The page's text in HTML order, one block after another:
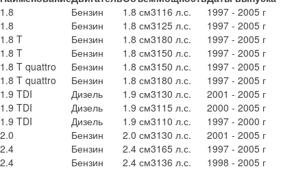
1.8
Бензин 1.8 см3116 л.с.
1997 - 2005 г
1.8
Бензин 1.8 см3125 л.с.
1997 - 2005 г
1.8 T
Бензин 1.8 см3180 л.с.
1997 - 2005 г
1.8 T
Бензин 1.8 см3150 л.с.
1997 - 2005 г
1.8 T quattro
Бензин 1.8 см3150 л.с.
1997 - 2005 г
1.8 T quattro
Бензин 1.8 см3180 л.с.
1997 - 2005 г
1.9 TDI
Дизель 1.9 см3130 л.с.
2001 - 2005 г
1.9 TDI
Дизель 1.9 см3115 л.с.
2000 - 2005 г
1.9 TDI
Дизель 1.9 см3110 л.с.
1997 - 2000 г
2.0
Бензин 2.0 см3130 л.с.
2001 - 2005 г
2.4
Бензин 2.4 см3165 л.с.
1997 - 2005 г
2.4
Бензин 2.4 см3136 л.с.
1998 - 2005 г